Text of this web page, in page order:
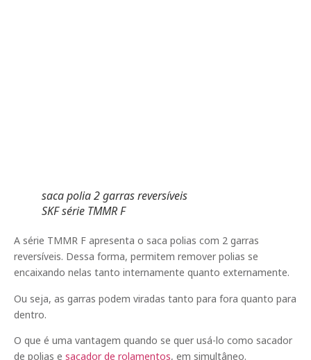
saca polia 2 garras reversíveis
SKF série TMMR F
A série TMMR F apresenta o saca polias com 2 garras
reversíveis. Dessa forma, permitem remover polias se
encaixando nelas tanto internamente quanto externamente.
Ou seja, as garras podem viradas tanto para fora quanto para
dentro.
O que é uma vantagem quando se quer usá-lo como sacador
de polias e sacador de rolamentos, em simultâneo.